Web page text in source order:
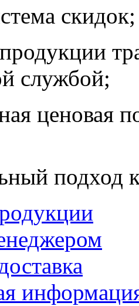
скидок;
службой;
ценовая
подход